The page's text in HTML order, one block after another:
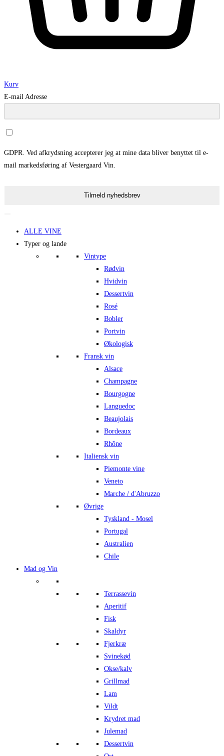
Kurv
E-mail Adresse
GDPR. Ved afkrydsning accepterer jeg at mine data bliver benyttet til e-
mail markedsføring af Vestergaard Vin.
Tilmeld nyhedsbrev
ALLE VINE
Typer og lande
Vintype
Rødvin
Hvidvin
Dessertvin
Rosé
Bobler
Portvin
Økologisk
Fransk vin
Alsace
Champagne
Bourgogne
Languedoc
Beaujolais
Bordeaux
Rhône
Italiensk vin
Piemonte vine
Veneto
Marche / d'Abruzzo
Øvrige
Tyskland - Mosel
Portugal
Australien
Chile
Mad og Vin
Terrassevin
Aperitif
Fisk
Skaldyr
Fjerkræ
Svinekød
Okse/kalv
Grillmad
Lam
Vildt
Krydret mad
Julemad
Dessertvin